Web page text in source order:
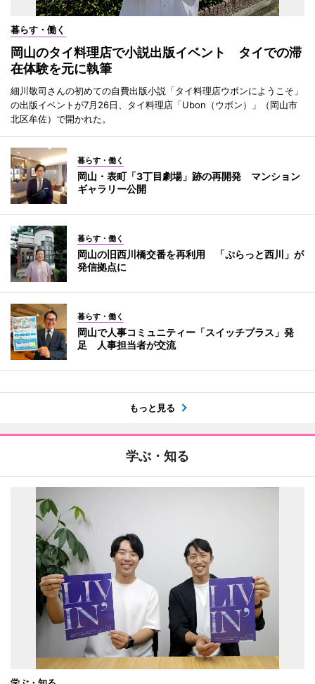
暮らす・働く
岡山のタイ料理店で小説出版イベント タイでの滞
在体験を元に執筆
細川敬司さんの初めての自費出版小説「タイ料理店ウボンにようこそ」
の出版イベントが7月26日、タイ料理店「Ubon（ウボン）」（岡山市
北区牟佐）で開かれた。
暮らす・働く
岡山・表町「3丁目劇場」跡の再開発 マンション
ギャラリー公開
暮らす・働く
岡山の旧西川橋交番を再利用 「ぷらっと西川」が
発信拠点に
暮らす・働く
岡山で人事コミュニティー「スイッチプラス」発
足 人事担当者が交流
もっと見る
学ぶ・知る